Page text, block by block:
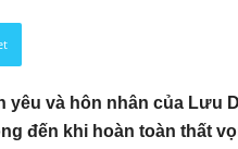
yêu và hôn nhân của Lưu
đến khi hoàn toàn thất